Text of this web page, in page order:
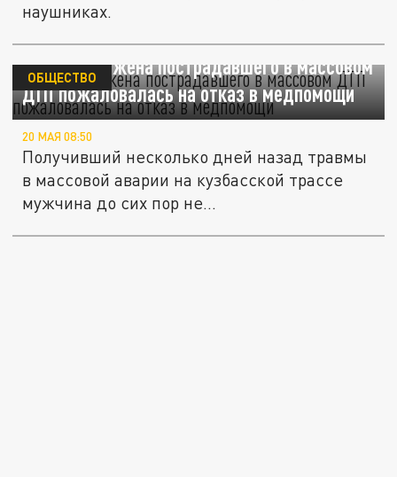
наушниках.
В Кузбассе жена пострадавшего в массовом
ДТП пожаловалась на отказ в медпомощи
ОБЩЕСТВО
20 МАЯ 08:50
Получивший несколько дней назад травмы
в массовой аварии на кузбасской трассе
мужчина до сих пор не...